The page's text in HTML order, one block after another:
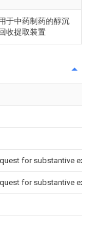
于中药制药的醇沉
收提取装置
for substantive
for substantive